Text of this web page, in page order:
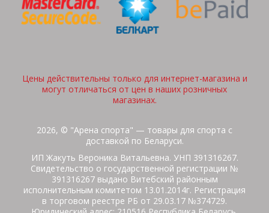
Цены действительны только для интернет-магазина и
могут отличаться от цен в наших розничных
магазинах.
2026, © "Арена спорта" — товары для спорта с
доставкой по Беларуси.
ИП Жакуть Вероника Витальевна. УНП 391316267.
Свидетельство о государственной регистрации №
391316267 выдано Витебский районным
исполнительным комитетом 13.01.2014г. Регистрация
в торговом реестре РБ от 29.03.17 №374729.